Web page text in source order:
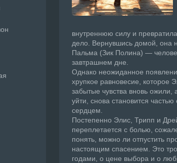
внутреннюю силу и
дело. Вернувшись домой, она
Пальма (Зик Полина) —
завтрашнем дне.
Однако неожиданное
хрупкое равновесие, которое
забытые чувства вновь
уйти, снова становится
сердцем.
Постепенно Элис, Трипп и
переплетается с болью,
понять, можно ли отпустить
настоящим спасением. Это
годами, о цене выбора и о